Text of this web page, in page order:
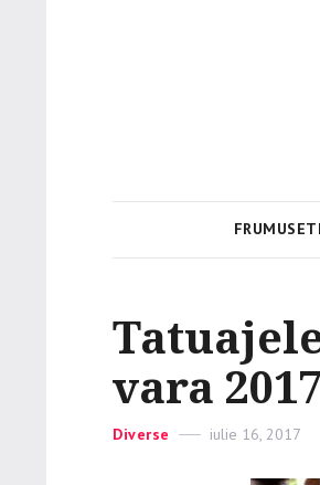
vara 2017
Categories
Diverse
Posted
iulie 16, 2017